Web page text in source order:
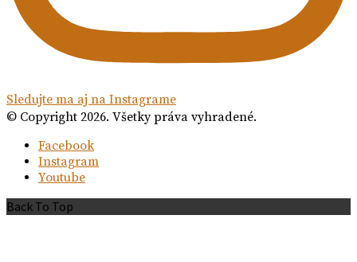
Sledujte ma aj na Instagrame
© Copyright 2026. Všetky práva vyhradené.
Facebook
Instagram
Youtube
Back To Top